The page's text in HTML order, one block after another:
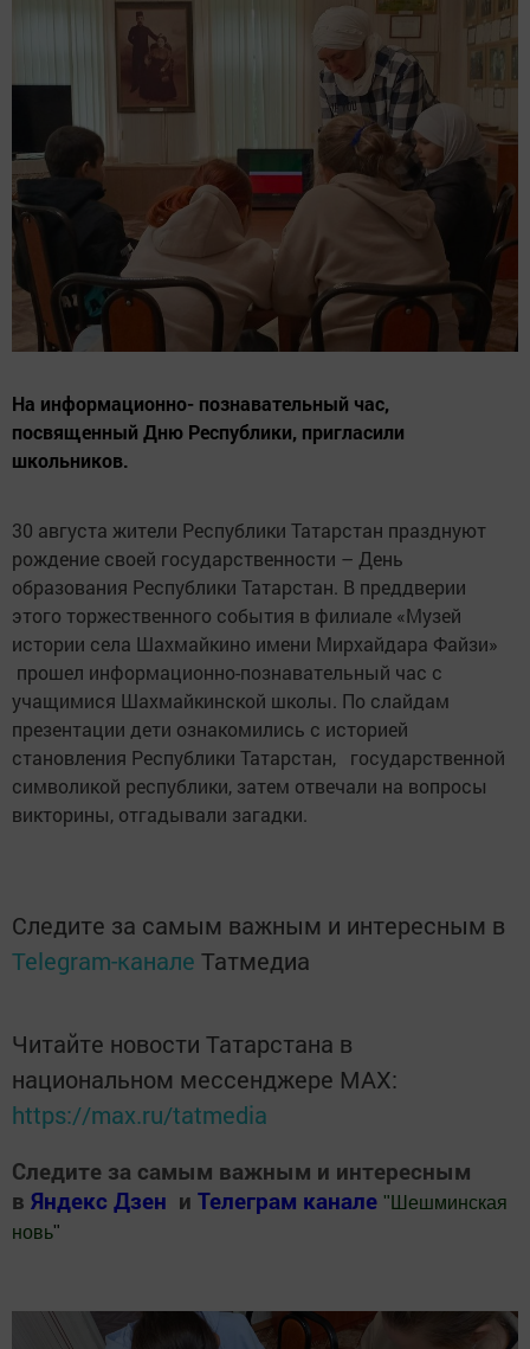
На информационно- познавательный час,
посвященный Дню Республики, пригласили
школьников.
30 августа жители Республики Татарстан празднуют
рождение своей государственности – День
образования Республики Татарстан. В преддверии
этого торжественного события в филиале «Музей
истории села Шахмайкино имени Мирхайдара Файзи»
прошел информационно-познавательный час с
учащимися Шахмайкинской школы. По слайдам
презентации дети ознакомились с историей
становления Республики Татарстан, государственной
символикой республики, затем отвечали на вопросы
викторины, отгадывали загадки.
Следите за самым важным и интересным в
Telegram-канале Татмедиа
Читайте новости Татарстана в
национальном мессенджере MАХ:
https://max.ru/tatmedia
Следите за самым важным и интересным
в Яндекс Дзен и Телеграм канале " Шешминская
новь"